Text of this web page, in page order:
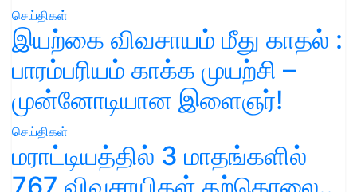
செய்திகள்
இயற்கை விவசாயம் மீது காதல் :
பாரம்பரியம் காக்க முயற்சி –
முன்னோடியான இளைஞர்!
செய்திகள்
மராட்டியத்தில் 3 மாதங்களில்
767 விவசாயிகள் தற்கொலை..